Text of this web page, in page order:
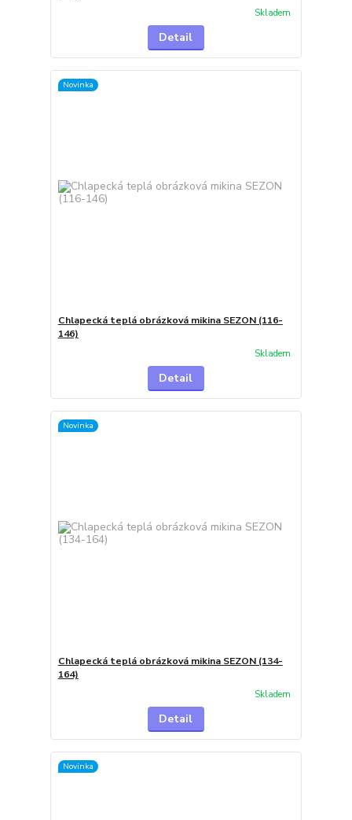
Skladem
Detail
Novinka
Chlapecká teplá obrázková mikina SEZON (116-
146)
Skladem
Detail
Novinka
Chlapecká teplá obrázková mikina SEZON (134-
164)
Skladem
Detail
Novinka